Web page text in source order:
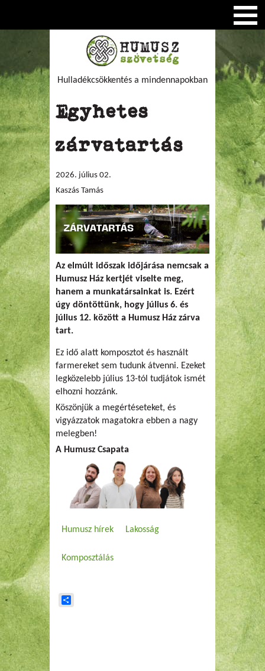
Hulladékcsökkentés a mindennapokban
Egyhetes
zárvatartás
2026. július 02.
Kaszás Tamás
Az elmúlt időszak időjárása nemcsak a
Humusz Ház kertjét viselte meg,
hanem a munkatársainkat is. Ezért
úgy döntöttünk, hogy július 6. és
július 12. között a Humusz Ház zárva
tart.
Ez idő alatt komposztot és használt
farmereket sem tudunk átvenni. Ezeket
legközelebb július 13-tól tudjátok ismét
elhozni hozzánk.
Köszönjük a megértéseteket, és
vigyázzatok magatokra ebben a nagy
melegben!
A Humusz Csapata
Humusz hírek Lakosság
Komposztálás